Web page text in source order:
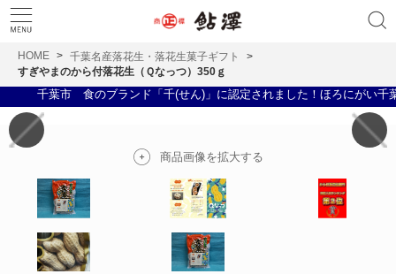
HOME
千葉名産落花生・落花生菓子ギフト
すぎやまのから付落花生（Ｑなっつ）350ｇ
千葉市 食のブランド「千(せん)」に認定されました！ほろにがい千
商品画像を拡大する